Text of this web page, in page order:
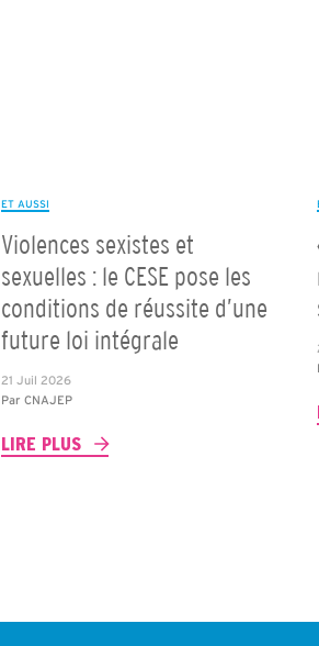
ET AUSSI
Violences sexistes et
sexuelles : le CESE pose les
conditions de réussite d’une
future loi intégrale
21 Juil 2026
Par CNAJEP
LIRE PLUS